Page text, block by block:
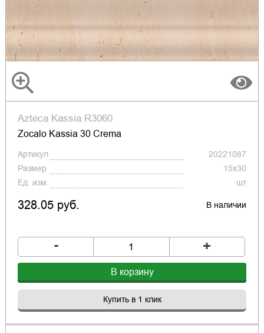
Azteca Kassia R3060
Zocalo Kassia 30 Crema
Артикул
20221087
Размер
15x30
Ед. изм.
шт
328.05 руб. В наличии
- +
В корзину
Купить в 1 клик